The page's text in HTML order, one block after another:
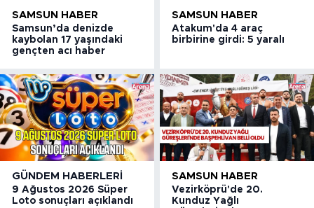
SAMSUN HABER
Samsun’da denizde
kaybolan 17 yaşındaki
gençten acı haber
SAMSUN HABER
Atakum'da 4 araç
birbirine girdi: 5 yaralı
GÜNDEM HABERLERI
9 Ağustos 2026 Süper
Loto sonuçları açıklandı
SAMSUN HABER
Vezirköprü'de 20.
Kunduz Yağlı